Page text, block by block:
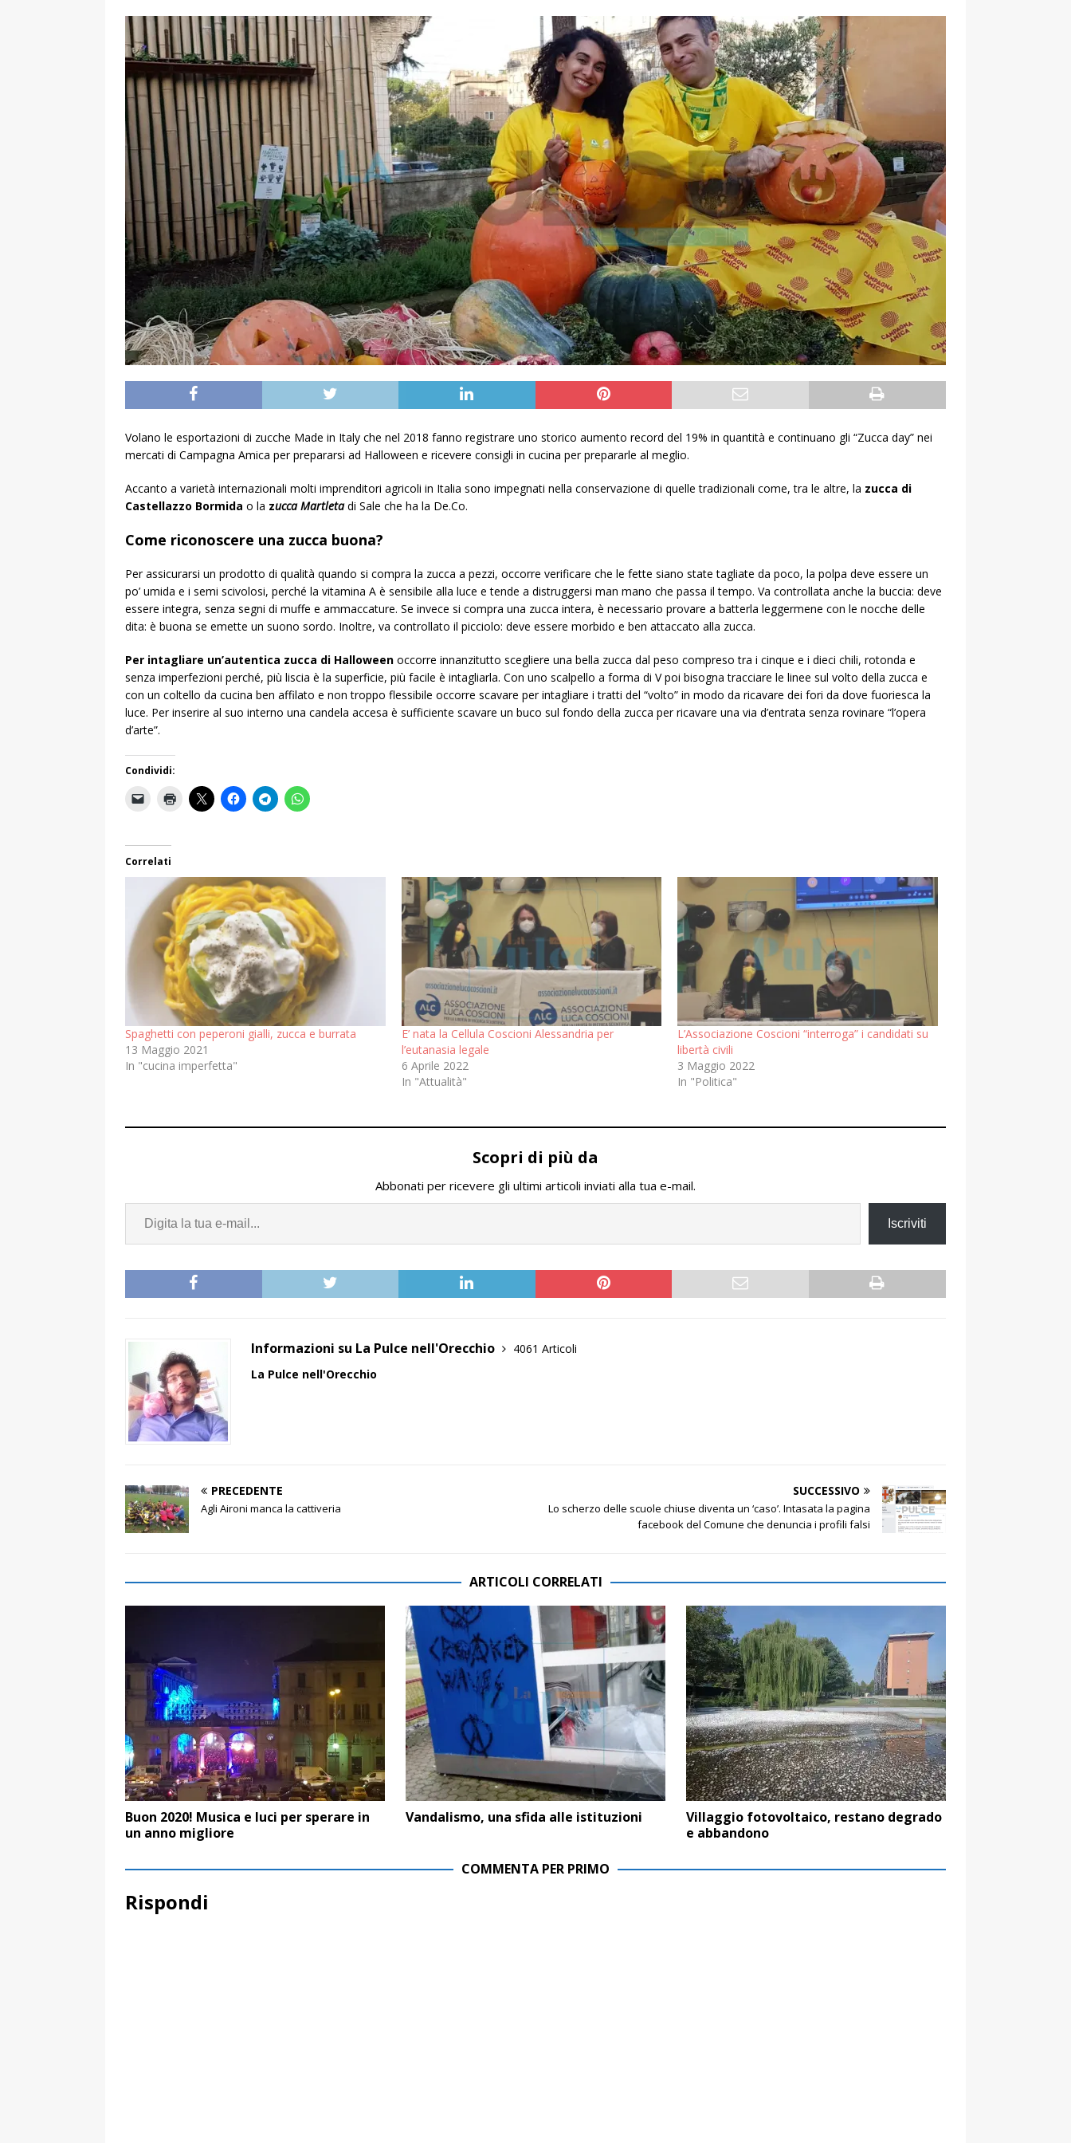
Volano le esportazioni di zucche Made in Italy che nel 2018 fanno registrare uno storico aumento record del 19% in quantità e continuano gli “Zucca day” nei
mercati di Campagna Amica per prepararsi ad Halloween e ricevere consigli in cucina per prepararle al meglio.
Accanto a varietà internazionali molti imprenditori agricoli in Italia sono impegnati nella conservazione di quelle tradizionali come, tra le altre, la zucca di
Castellazzo Bormida o la zucca Martletadi Sale che ha la De.Co.
Come riconoscere una zucca buona?
Per assicurarsi un prodotto di qualità quando si compra la zucca a pezzi, occorre verificare che le fette siano state tagliate da poco, la polpa deve essere un
po’ umida e i semi scivolosi, perché la vitamina A è sensibile alla luce e tende a distruggersi man mano che passa il tempo. Va controllata anche la buccia: deve
essere integra, senza segni di muffe e ammaccature. Se invece si compra una zucca intera, è necessario provare a batterla leggermene con le nocche delle
dita: è buona se emette un suono sordo. Inoltre, va controllato il picciolo: deve essere morbido e ben attaccato alla zucca.
Per intagliare un’autentica zucca di Halloween occorre innanzitutto scegliere una bella zucca dal peso compreso tra i cinque e i dieci chili, rotonda e
senza imperfezioni perché, più liscia è la superficie, più facile è intagliarla. Con uno scalpello a forma di V poi bisogna tracciare le linee sul volto della zucca e
con un coltello da cucina ben affilato e non troppo flessibile occorre scavare per intagliare i tratti del “volto” in modo da ricavare dei fori da dove fuoriesca la
luce. Per inserire al suo interno una candela accesa è sufficiente scavare un buco sul fondo della zucca per ricavare una via d’entrata senza rovinare “l’opera
d’arte”.
Condividi:
Correlati
Spaghetti con peperoni gialli, zucca e burrata
13 Maggio 2021
In "cucina imperfetta"
E’ nata la Cellula Coscioni Alessandria per
l’eutanasia legale
6 Aprile 2022
In "Attualità"
L’Associazione Coscioni “interroga” i candidati su
libertà civili
3 Maggio 2022
In "Politica"
Scopri di più da
Abbonati per ricevere gli ultimi articoli inviati alla tua e-mail.
Iscriviti
Informazioni su La Pulce nell'Orecchio
4061 Articoli
La Pulce nell'Orecchio
PRECEDENTE
Agli Aironi manca la cattiveria
SUCCESSIVO
Lo scherzo delle scuole chiuse diventa un ‘caso’. Intasata la pagina
facebook del Comune che denuncia i profili falsi
ARTICOLI CORRELATI
Buon 2020! Musica e luci per sperare in
un anno migliore
Vandalismo, una sfida alle istituzioni
Villaggio fotovoltaico, restano degrado
e abbandono
COMMENTA PER PRIMO
Rispondi